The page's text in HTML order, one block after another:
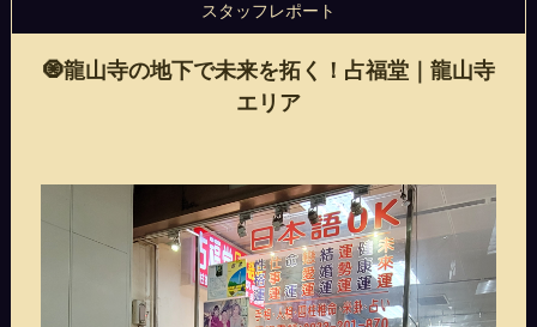
スタッフレポート
🧿龍山寺の地下で未来を拓く！占福堂｜龍山寺
エリア